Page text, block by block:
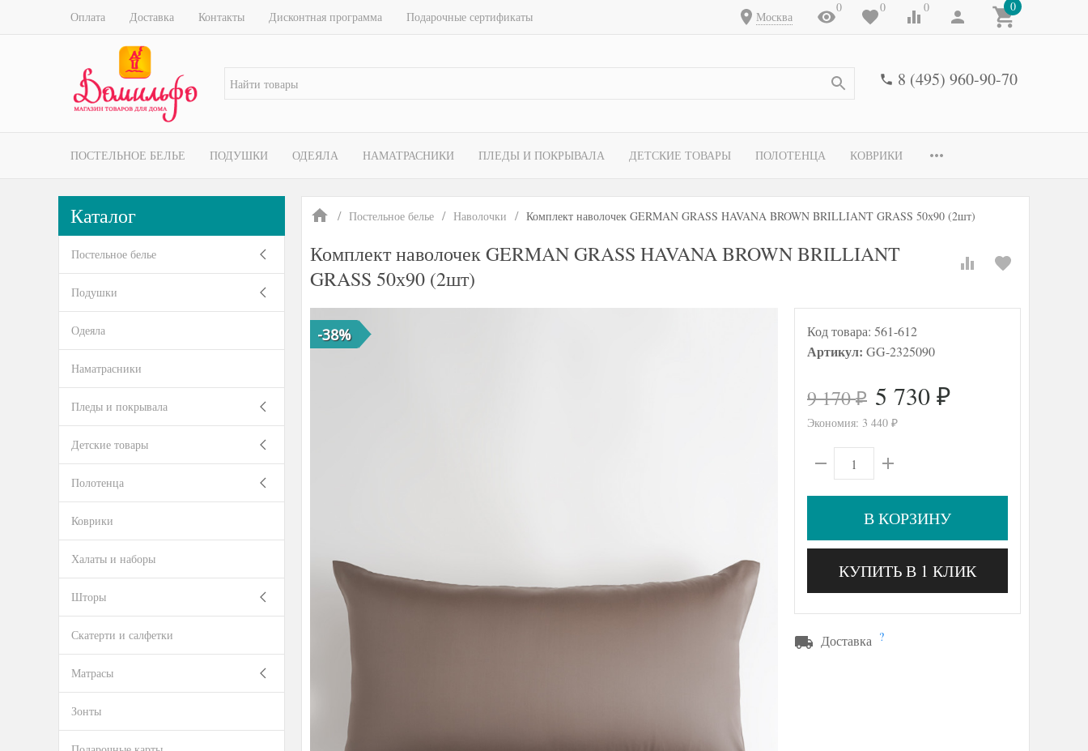
Оплата Доставка Контакты Дисконтная программа Подарочные сертификаты Москва
0 0 0 0
8 (495) 960-90-70
ПОСТЕЛЬНОЕ БЕЛЬЕ ПОДУШКИ ОДЕЯЛА НАМАТРАСНИКИ ПЛЕДЫ И ПОКРЫВАЛА ДЕТСКИЕ ТОВАРЫ ПОЛОТЕНЦА КОВРИКИ
Постельное белье Наволочки Комплект наволочек GERMAN GRASS HAVANA BROWN BRILLIANT GRASS 50х90 (2шт)
Комплект наволочек GERMAN GRASS HAVANA BROWN BRILLIANT
GRASS 50х90 (2шт)
-38% Код товара: 561-612
Артикул: GG-2325090
9 170₽ 5 730 ₽
Экономия: 3 440 ₽
В КОРЗИНУ
КУПИТЬ В 1 КЛИК
Доставка ?
Каталог
Постельное белье
Подушки
Одеяла
Наматрасники
Пледы и покрывала
Детские товары
Полотенца
Коврики
Халаты и наборы
Шторы
Скатерти и салфетки
Матрасы
Зонты